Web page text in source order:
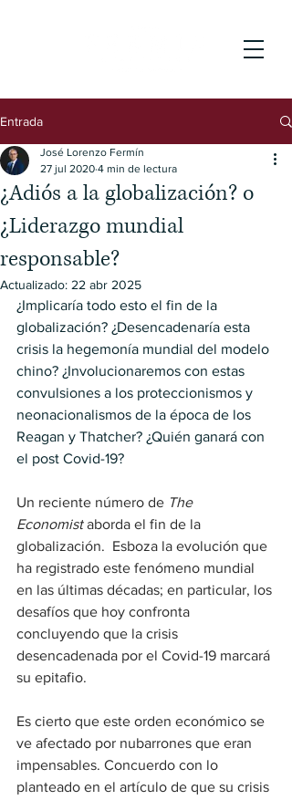
Entrada
¿Adiós a la globalización? o
¿Liderazgo mundial
responsable?
José Lorenzo Fermín
27 jul 2020 4 min de lectura
Actualizado: 22 abr 2025
¿Implicaría todo esto el fin de la
globalización? ¿Desencadenaría esta
crisis la hegemonía mundial del modelo
chino? ¿Involucionaremos con estas
convulsiones a los proteccionismos y
neonacionalismos de la época de los
Reagan y Thatcher? ¿Quién ganará con
el post Covid-19?
Un reciente número de The
Economist aborda el fin de la
globalización.  Esboza la evolución que
ha registrado este fenómeno mundial
en las últimas décadas; en particular, los
desafíos que hoy confronta
concluyendo que la crisis
desencadenada por el Covid-19 marcará
su epitafio.
Es cierto que este orden económico se
ve afectado por nubarrones que eran
impensables. Concuerdo con lo
planteado en el artículo de que su crisis